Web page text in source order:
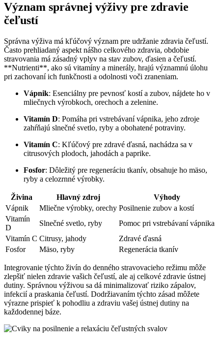
Význam správnej výživy pre zdravie
čeľustí
Správna výživa má kľúčový význam pre udržanie zdravia čeľustí.
Často prehliadaný aspekt nášho celkového zdravia, obdobie
stravovania má zásadný vplyv na stav zubov, ďasien a čeľustí.
**Nutrienti**, ako sú vitamíny a minerály, hrajú významnú úlohu
pri zachovaní ich funkčnosti a odolnosti voči zraneniam.
Vápnik: Esenciálny pre pevnosť kostí a zubov, nájdete ho v
mliečnych výrobkoch, orechoch a zelenine.
Vitamín D: Pomáha pri vstrebávaní vápnika, jeho zdroje
zahŕňajú slnečné svetlo, ryby a obohatené potraviny.
Vitamín C: Kľúčový pre zdravé ďasná, nachádza sa v
citrusových plodoch, jahodách a paprike.
Fosfor: Dôležitý pre regeneráciu tkanív, obsahuje ho mäso,
ryby a celozrnné výrobky.
Živina Hlavný zdroj
Výhody
Vápnik
Mliečne výrobky, orechy Posilnenie zubov a kostí
Vitamín
D
Slnečné svetlo, ryby
Pomoc pri vstrebávaní vápnika
Vitamín C Citrusy, jahody
Zdravé ďasná
Fosfor
Mäso, ryby Regenerácia tkanív
Integrovanie týchto živín do denného stravovacieho režimu môže
zlepšiť nielen zdravie vašich čeľustí, ale aj celkové zdravie ústnej
dutiny. Správnou výživou sa dá minimalizovať riziko zápalov,
infekcií a praskania čeľustí. Dodržiavaním týchto zásad môžete
výrazne prispieť k pohodliu a zdraviu vašej ústnej dutiny na
každodennej báze.